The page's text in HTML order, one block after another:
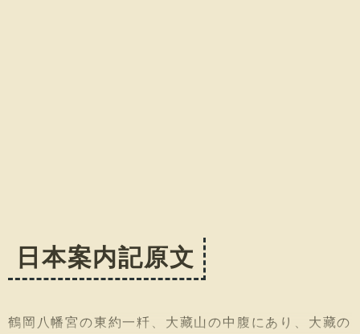
日本案内記原文
鶴岡八幡宮の東約一粁、大藏山の中腹にあり、大藏の